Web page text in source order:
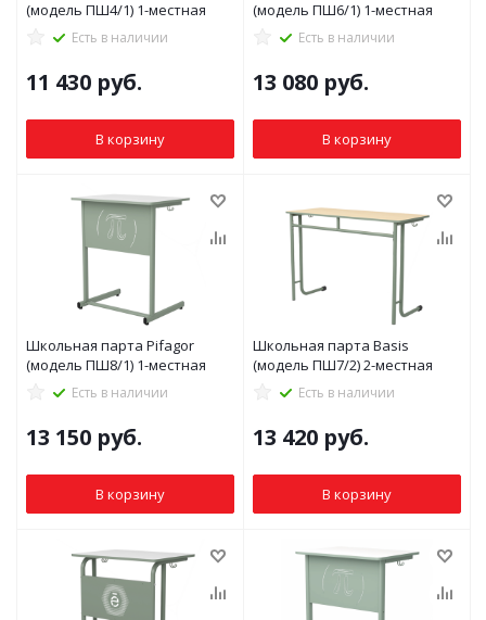
(модель ПШ4/1) 1-местная
Есть в наличии
11 430 руб.
В корзину
(модель ПШ6/1) 1-местная
Есть в наличии
13 080 руб.
В корзину
Школьная парта Pifagor
(модель ПШ8/1) 1-местная
Есть в наличии
13 150 руб.
В корзину
Школьная парта Basis
(модель ПШ7/2) 2-местная
Есть в наличии
13 420 руб.
В корзину